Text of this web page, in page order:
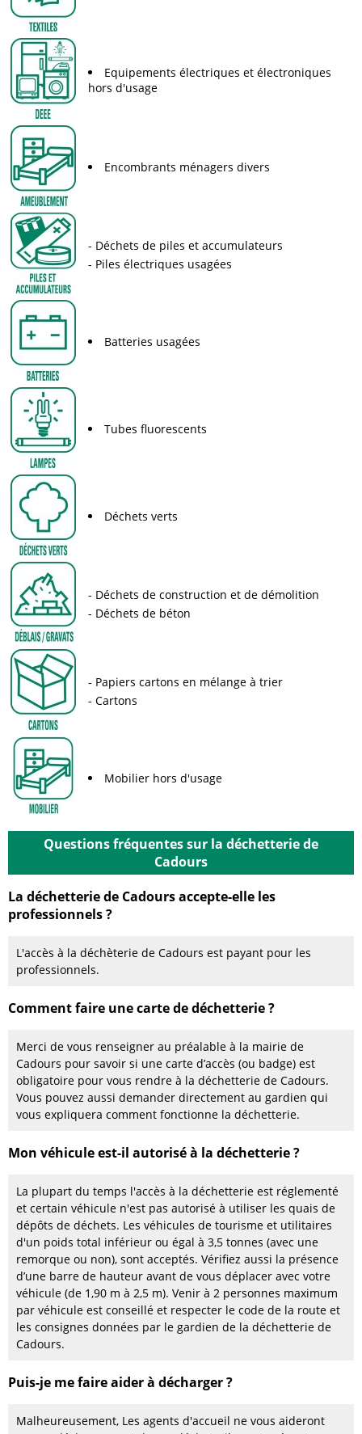
Equipements électriques et électroniques
hors d'usage
Encombrants ménagers divers
Déchets de piles et accumulateurs
Piles électriques usagées
Batteries usagées
Tubes fluorescents
Déchets verts
Déchets de construction et de démolition
Déchets de béton
Papiers cartons en mélange à trier
Cartons
Mobilier hors d'usage
Questions fréquentes sur la déchetterie de
Cadours
La déchetterie de Cadours accepte-elle les
professionnels ?
L'accès à la déchèterie de Cadours est payant pour les
professionnels.
Comment faire une carte de déchetterie ?
Merci de vous renseigner au préalable à la mairie de
Cadours pour savoir si une carte d’accès (ou badge) est
obligatoire pour vous rendre à la déchetterie de Cadours.
Vous pouvez aussi demander directement au gardien qui
vous expliquera comment fonctionne la déchetterie.
Mon véhicule est-il autorisé à la déchetterie ?
La plupart du temps l'accès à la déchetterie est réglementé
et certain véhicule n'est pas autorisé à utiliser les quais de
dépôts de déchets. Les véhicules de tourisme et utilitaires
d'un poids total inférieur ou égal à 3,5 tonnes (avec une
remorque ou non), sont acceptés. Vérifiez aussi la présence
d’une barre de hauteur avant de vous déplacer avec votre
véhicule (de 1,90 m à 2,5 m). Venir à 2 personnes maximum
par véhicule est conseillé et respecter le code de la route et
les consignes données par le gardien de la déchetterie de
Cadours.
Puis-je me faire aider à décharger ?
Malheureusement, Les agents d'accueil ne vous aideront